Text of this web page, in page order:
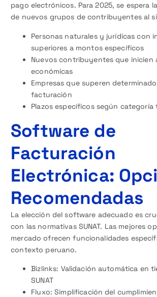
pago electrónicos. Para 2025, se espera
de nuevos grupos de contribuyentes al
Personas naturales y jurídicas con
superiores a montos específicos
Nuevos contribuyentes que inicien
económicas
Empresas que superen
facturación
Plazos específicos según categoría
Software de
Facturación
Electrónica:
Recomendadas
La elección del software adecuado es
con las normativas SUNAT. Las mejores
mercado ofrecen funcionalidades
contexto peruano.
Bizlinks: Validación automática en
SUNAT
Fluxo: Simplificación del